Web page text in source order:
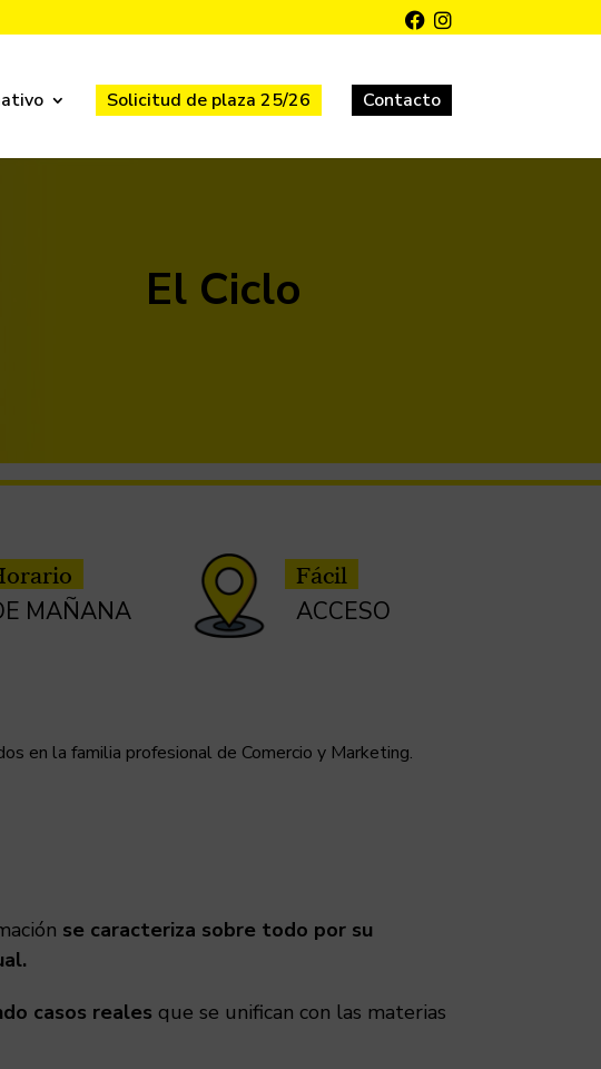
Solicitud de plaza 25/26 Contacto
El Ciclo
MAÑANA
Fácil
ACCESO
en la familia profesional de Comercio y Marketing.
se caracteriza sobre todo por su
casos reales que se unifican con las materias